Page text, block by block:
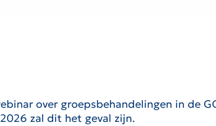
over groepsbehandelingen in de
zal dit het geval zijn.